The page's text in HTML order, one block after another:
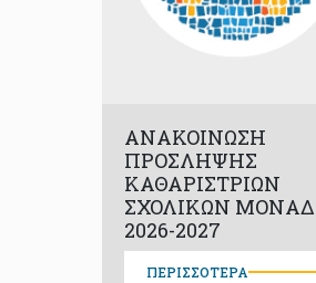
ΑΝΑΚΟΙΝΩΣΗ
ΠΡΟΣΛΗΨΗΣ
ΚΑΘΑΡΙΣΤΡΙΩΝ
ΣΧΟΛΙΚΩΝ
2026-2027
ΠΕΡΙΣΣΟΤΕΡΑ